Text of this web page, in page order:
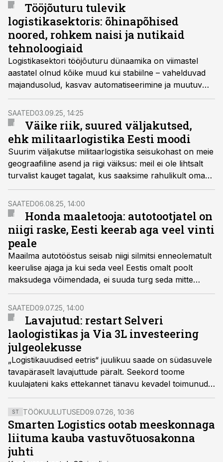
Tööjõuturu tulevik
logistikasektoris: õhinapõhised
noored, rohkem naisi ja nutikaid
tehnoloogiaid
Logistikasektori tööjõuturu dünaamika on viimastel
aastatel olnud kõike muud kui stabiilne – vahelduvad
majandusolud, kasvav automatiseerimine ja muutuv
tööjõuootus kujundavad sektori tulevikku kiiremini kui
kunagi varem, tõdeti saates „Logistikauudised eetris.“
SAATED03.09.25, 14:25
Väike riik, suured väljakutsed,
ehk militaarlogistika Eesti moodi
Suurim väljakutse militaarlogistika seisukohast on meie
geograafiline asend ja riigi väiksus: meil ei ole lihtsalt
turvalist kauget tagalat, kus saaksime rahulikult oma
logistilisi tegevusi korraldada, nentisid kaitseväe
toetuse väejuhatuse ülem kolonel Erki Soo ja
väejuhatuse liikumise ja veoteenistuse ülem major
Toomas Pärnpuu.
SAATED06.08.25, 14:00
Honda maaletooja: autotootjatel on
niigi raske, Eesti keerab aga veel vinti
peale
Maailma autotööstus seisab niigi silmitsi enneolematult
keerulise ajaga ja kui seda veel Eestis omalt poolt
maksudega võimendada, ei suuda turg seda mitte
kuidagi enam alla neelata, tõdes Honda maaletooja
Baltimaades ja Soomes, NCG Import Baltics ja NCG
Import Finland tegevjuht Tõnu Vahtel
SAATED09.07.25, 14:00
Lavajutud: restart Selveri
laologistikas ja Via 3L investeering
julgeolekusse
„Logistikauudised eetris“ juulikuu saade on südasuvele
tavapäraselt lavajuttude päralt. Seekord toome
kuulajateni kaks ettekannet tänavu kevadel toimunud
Laoseisu konverentsilt.
ST TÖÖKUULUTUSED09.07.26, 10:36
Smarten Logistics ootab meeskonnaga
liituma kauba vastuvõtuosakonna
juhti